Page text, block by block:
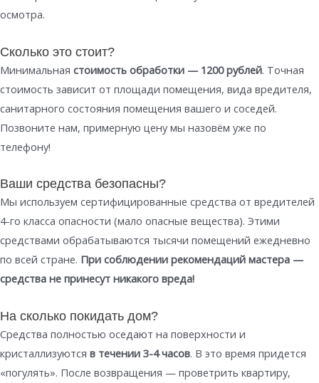
осмотра.
Сколько это стоит?
Минимальная стоимость обработки — 1200 рублей. Точная
стоимость зависит от площади помещения, вида вредителя,
санитарного состояния помещения вашего и соседей.
Позвоните нам, примерную цену мы назовём уже по
телефону!
Ваши средства безопасны?
Мы используем сертифицированные средства от вредителей
4-го класса опасности (мало опасные вещества). Этими
средствами обрабатываются тысячи помещений ежедневно
по всей стране. При соблюдении рекомендаций мастера —
средства не принесут никакого вреда!
На сколько покидать дом?
Средства полностью оседают на поверхности и
кристаллизуются в течении 3-4 часов. В это время придется
«погулять». После возвращения — проветрить квартиру,